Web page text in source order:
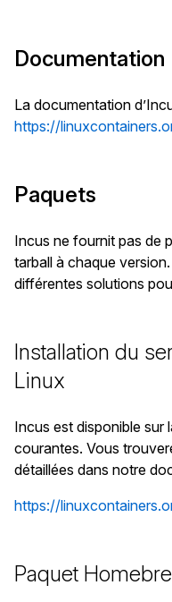
Documentation
La documentation
https://
Paquets
Incus ne fournit pas de
tarball à chaque
différentes solutions
Installation du
Linux
Incus est disponible sur
courantes. Vous
détaillées dans notre
https://
Paquet